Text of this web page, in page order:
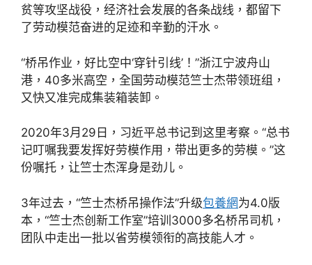
贫等攻坚战役，经济社会发展的各条战线，都留下
了劳动模范奋进的足迹和辛勤的汗水。
“桥吊作业，好比空中‘穿针引线’！”浙江宁波舟山
港，40多米高空，全国劳动模范竺士杰带领班组，
又快又准完成集装箱装卸。
2020年3月29日，习近平总书记到这里考察。“总书
记叮嘱我要发挥好劳模作用，带出更多的劳模。”这
份嘱托，让竺士杰浑身是劲儿。
3年过去，“竺士杰桥吊操作法”升级包養網为4.0版
本，“竺士杰创新工作室”培训3000多名桥吊司机，
团队中走出一批以省劳模领衔的高技能人才。